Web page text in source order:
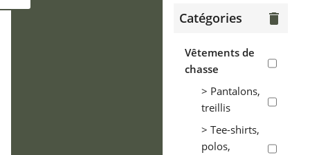
Catégories delete
Vêtements de
chasse
> Pantalons,
treillis
> Tee-shirts,
polos,